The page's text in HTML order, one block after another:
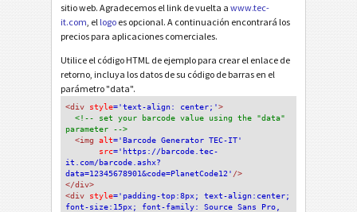
sitio web. Agradecemos el link de vuelta a www.tec-
it.com , el logo es opcional. A continuación encontrará los
precios para aplicaciones comerciales.
Utilice el código HTML de ejemplo para crear el enlace de
retorno, incluya los datos de su código de barras en el
parámetro "data".
<div style='text-align: center;'>
<!-- set your barcode value using the "data"
parameter -->
<img alt='Barcode Generator TEC-IT'
src='https://barcode.tec-
it.com/barcode.ashx?
data=12345678901&code=PlanetCode12' />
</div>
<div style='padding-top:8px; text-align:center;
font-size:15px; font-family: Source Sans Pro,